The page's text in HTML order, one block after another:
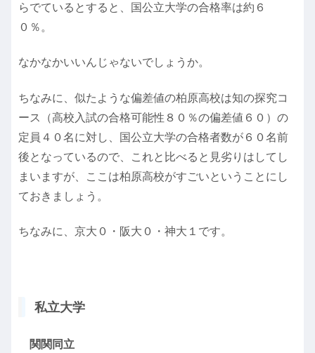
らでているとすると、国公立大学の合格率は約６
０％。
なかなかいいんじゃないでしょうか。
ちなみに、似たような偏差値の柏原高校は知の探究コ
ース（高校入試の合格可能性８０％の偏差値６０）の
定員４０名に対し、国公立大学の合格者数が６０名前
後となっているので、これと比べると見劣りはしてし
まいますが、ここは柏原高校がすごいということにし
ておきましょう。
ちなみに、京大０・阪大０・神大１です。
私立大学
関関同立